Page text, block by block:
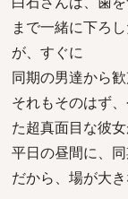
まで一緒に下ろ
が、すぐに
同期の男達から歓
それもそのはず
た超真面目な彼女
平日の昼間に、
だから、場が大